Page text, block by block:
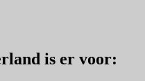
is er voor: